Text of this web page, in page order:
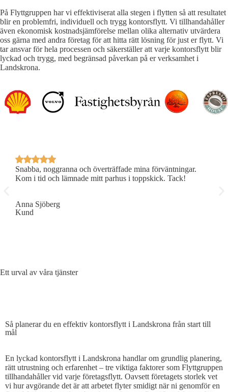
På Flyttgruppen har vi effektiviserat alla stegen i flytten så att resultatet
blir en problemfri, individuell och trygg kontorsflytt. Vi tillhandahåller
även ekonomisk kostnadsjämförelse mellan olika alternativ utvärdera
oss gärna med andra företag för att hitta rätt lösning för just er flytt. Vi
tar ansvar för hela processen och säkerställer att varje kontorsflytt blir
lyckad och trygg, med begränsad påverkan på er verksamhet i
Landskrona.
Snabba, noggranna och överträffade mina förväntningar.
Kom i tid och lämnade mitt parhus i toppskick. Tack!
Anna Sjöberg
Kund
Ett urval av våra tjänster
Så planerar du en effektiv kontorsflytt i Landskrona från start till
mål
En lyckad kontorsflytt i Landskrona handlar om grundlig planering,
rätt utrustning och erfarenhet – tre viktiga faktorer som Flyttgruppen
tillhandahåller vid varje företagsflytt. Oavsett företagets storlek vet
vi hur avgörande det är att arbetet flyter smidigt när ni genomför en